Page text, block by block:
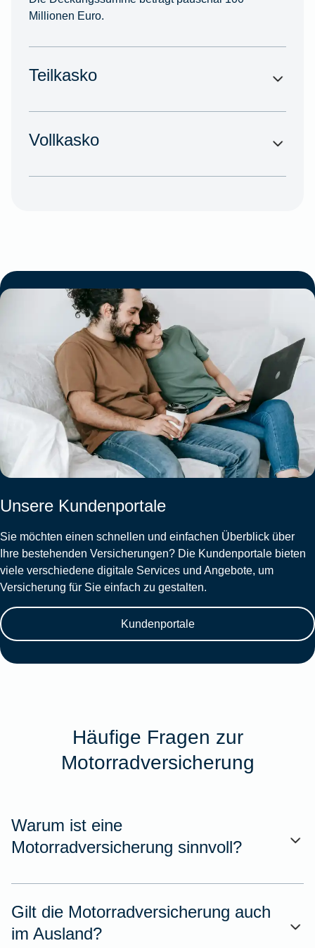
Millionen Euro.
Teilkasko
Vollkasko
Unsere Kundenportale
Sie möchten einen schnellen und einfachen Überblick über
Ihre bestehenden Versicherungen? Die Kundenportale bieten
viele verschiedene digitale Services und Angebote, um
Versicherung für Sie einfach zu gestalten.
Kundenportale
Häufige Fragen zur
Motorradversicherung
Warum ist eine
Motorradversicherung sinnvoll?
Gilt die Motorradversicherung auch
im Ausland?